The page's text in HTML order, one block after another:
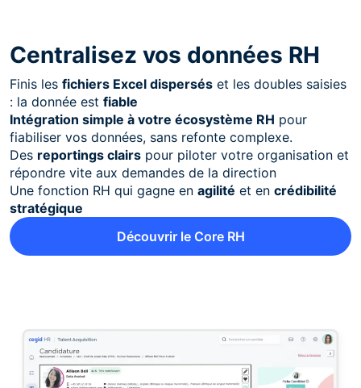
Centralisez vos données RH
Finis les fichiers Excel dispersés et les doubles saisies
: la donnée est fiable
Intégration simple à votre écosystème RH pour
fiabiliser vos données, sans refonte complexe.
Des reportings clairs pour piloter votre organisation et
répondre vite aux demandes de la direction
Une fonction RH qui gagne en agilité et en crédibilité
stratégique
Découvrir le Core RH